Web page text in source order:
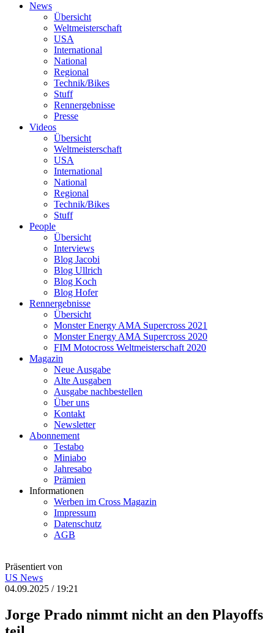
News
Übersicht
Weltmeisterschaft
USA
International
National
Regional
Technik/Bikes
Stuff
Rennergebnisse
Presse
Videos
Übersicht
Weltmeisterschaft
USA
International
National
Regional
Technik/Bikes
Stuff
People
Übersicht
Interviews
Blog Jacobi
Blog Ullrich
Blog Koch
Blog Hofer
Rennergebnisse
Übersicht
Monster Energy AMA Supercross 2021
Monster Energy AMA Supercross 2020
FIM Motocross Weltmeisterschaft 2020
Magazin
Neue Ausgabe
Alte Ausgaben
Ausgabe nachbestellen
Über uns
Kontakt
Newsletter
Abonnement
Testabo
Miniabo
Jahresabo
Prämien
Informationen
Werben im Cross Magazin
Impressum
Datenschutz
AGB
Präsentiert von
US News
04.09.2025 / 19:21
Jorge Prado nimmt nicht an den Playoffs